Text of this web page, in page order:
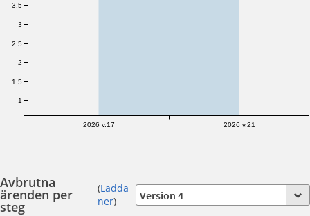
2026 v.17 2026 v.21
1
1.5
2
2.5
3
3.5
Avbrutna
ärenden per
steg
(Ladda
ner)